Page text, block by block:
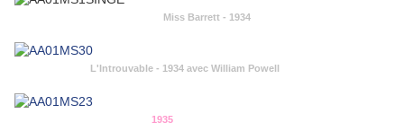
Miss Barrett - 1934
L'Introuvable - 1934 avec William Powell
1935